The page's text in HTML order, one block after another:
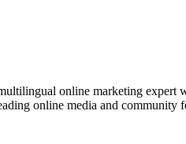
online marketing
online media and community